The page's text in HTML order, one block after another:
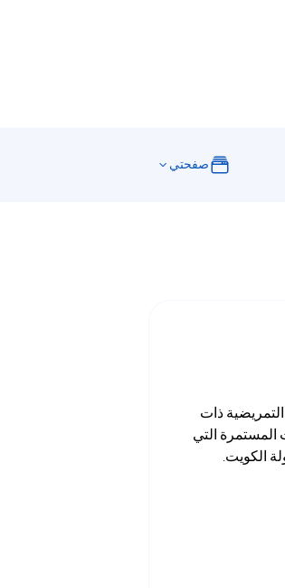
صفحتي
ذات
المستمرة التي
الكويت.